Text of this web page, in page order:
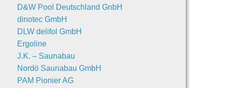
D&W Pool Deutschland GnbH
dinotec GmbH
DLW delifol GmbH
Ergoline
J.K. – Saunabau
Nordö Saunabau GmbH
PAM Pionier AG